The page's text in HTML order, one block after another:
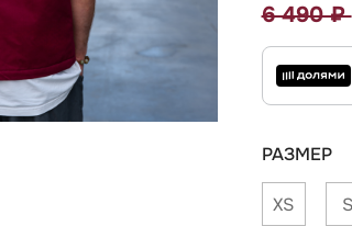
6 490 ₽
РАЗМЕР
XS S